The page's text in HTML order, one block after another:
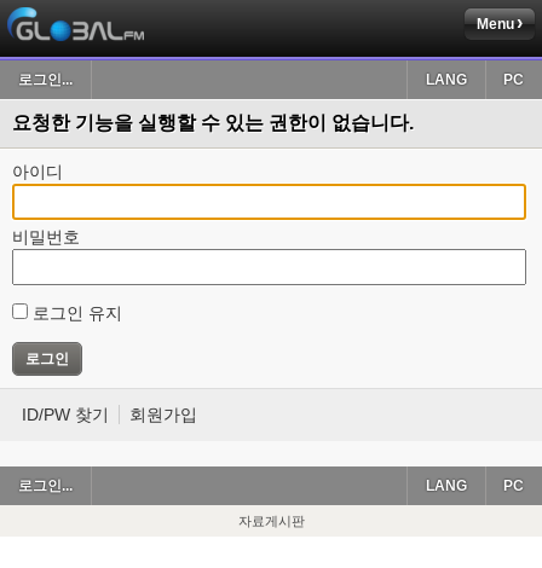
Menu
로그인... PC
LANG
요청한 기능을 실행할 수 있는 권한이 없습니다.
아이디
비밀번호
로그인 유지
ID/PW 찾기 회원가입
로그인... PC
LANG
자료게시판